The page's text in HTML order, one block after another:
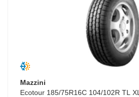
Mazzini
Ecotour 185/75R16C 104/102R TL XL